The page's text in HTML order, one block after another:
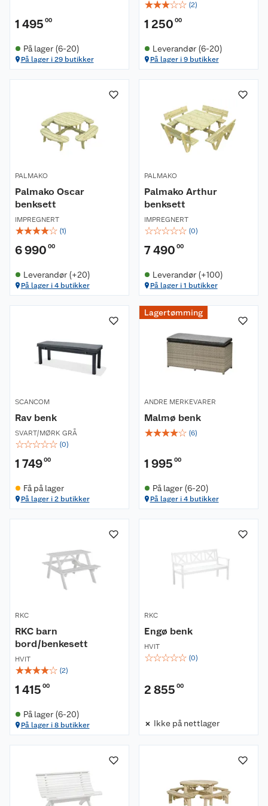
1 495 00
På lager (6-20)
På lager i 29 butikker
☆☆☆☆☆ (2)
1 250 00
Leverandør (6-20)
På lager i 9 butikker
PALMAKO
Palmako Oscar
benksett
IMPREGNERT
☆☆☆☆☆ (1)
6 990 00
Leverandør (+20)
På lager i 4 butikker
PALMAKO
Palmako Arthur
benksett
IMPREGNERT
☆☆☆☆☆ (0)
7 490 00
Leverandør (+100)
På lager i 1 butikker
SCANCOM
Rav benk
SVART/MØRK GRÅ
☆☆☆☆☆ (0)
1 74900
Få på lager
På lager i 2 butikker
Lagertømming
ANDRE MERKEVARER
Malmø benk
☆☆☆☆☆ (6)
1 995 00
På lager (6-20)
På lager i 4 butikker
RKC
RKC barn
bord/benkesett
HVIT
☆☆☆☆☆ (2)
1 415 00
På lager (6-20)
På lager i 8 butikker
RKC
Engø benk
HVIT
☆☆☆☆☆ (0)
2 855 00
Ikke på nettlager
Kundeservice
Butikker
Kontakt oss
Om oss
Nyheter
Våre merkevarer
Våre kjeder